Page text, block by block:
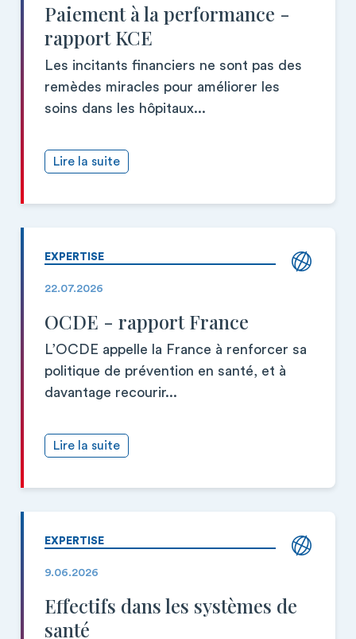
Paiement à la performance -
rapport KCE
Les incitants financiers ne sont pas des
remèdes miracles pour améliorer les
soins dans les hôpitaux...
Lire la suite
EXPERTISE
22.07.2026
OCDE - rapport France
L’OCDE appelle la France à renforcer sa
politique de prévention en santé, et à
davantage recourir...
Lire la suite
EXPERTISE
9.06.2026
Effectifs dans les systèmes de
santé